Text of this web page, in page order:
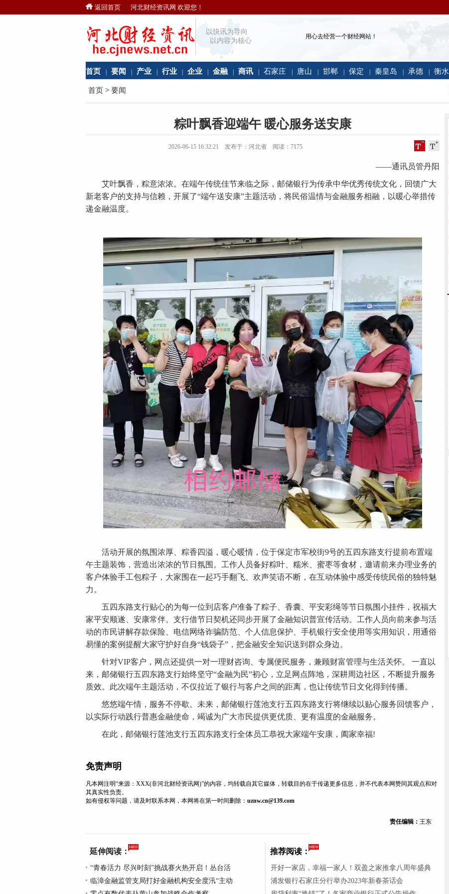
返回首页 河北财经资讯网 欢迎您！
以快讯为导向
以内容为核心
用心去经营一个财经网站！
首页 要闻 产业 行业 企业 金融 商讯 石家庄 唐山 邯郸 保定 秦皇岛 承德 衡水
首页 > 要闻
粽叶飘香迎端午 暖心服务送安康
2026-06-15 16:32:21 发布于：河北省 阅读： 7175
——通讯员管丹阳
艾叶飘香，粽意浓浓。在端午传统佳节来临之际，邮储银行为传承中华优秀传统文化，回馈广大
新老客户的支持与信赖，开展了“端午送安康”主题活动，将民俗温情与金融服务相融，以暖心举措传
递金融温度。
活动开展的氛围浓厚、粽香四溢，暖心暖情，位于保定市军校街9号的五四东路支行提前布置端
午主题装饰，营造出浓浓的节日氛围。工作人员备好粽叶、糯米、蜜枣等食材，邀请前来办理业务的
客户体验手工包粽子，大家围在一起巧手翻飞、欢声笑语不断，在互动体验中感受传统民俗的独特魅
力。
五四东路支行贴心的为每一位到店客户准备了粽子、香囊、平安彩绳等节日氛围小挂件，祝福大
家平安顺遂、安康常伴。支行借节日契机还同步开展了金融知识普宣传活动。工作人员向前来参与活
动的市民讲解存款保险、电信网络诈骗防范、个人信息保护、手机银行安全使用等实用知识，用通俗
易懂的案例提醒大家守护好自身“钱袋子”，把金融安全知识送到群众身边。
针对VIP客户，网点还提供一对一理财咨询、专属便民服务，兼顾财富管理与生活关怀。 一直以
来，邮储银行五四东路支行始终坚守“金融为民”初心，立足网点阵地，深耕周边社区，不断提升服务
质效。此次端午主题活动，不仅拉近了银行与客户之间的距离，也让传统节日文化得到传播。
悠悠端午情，服务不停歇。未来，邮储银行莲池支行五四东路支行将继续以贴心服务回馈客户，
以实际行动践行普惠金融使命，竭诚为广大市民提供更优质、更有温度的金融服务。
在此，邮储银行莲池支行五四东路支行全体员工恭祝大家端午安康，阖家幸福!
免责声明
凡本网注明“来源：XXX(非河北财经资讯网)”的内容，均转载自其它媒体，转载目的在于传递更多信息，并不代表本网赞同其观点和对
其真实性负责。
如有侵权等问题，请及时联系本网，本网将在第一时间删除： uznw.cn@139.com
责任编辑： 王东
延伸阅读：
“青春活力 尽兴时刻”挑战赛火热开启！丛台活
临漳金融监管支局打好金融机构安全度汛“主动
推荐阅读：
开好一家店，幸福一家人！双盈之家推拿八周年盛典
浦发银行石家庄分行举办2023年新春茶话会